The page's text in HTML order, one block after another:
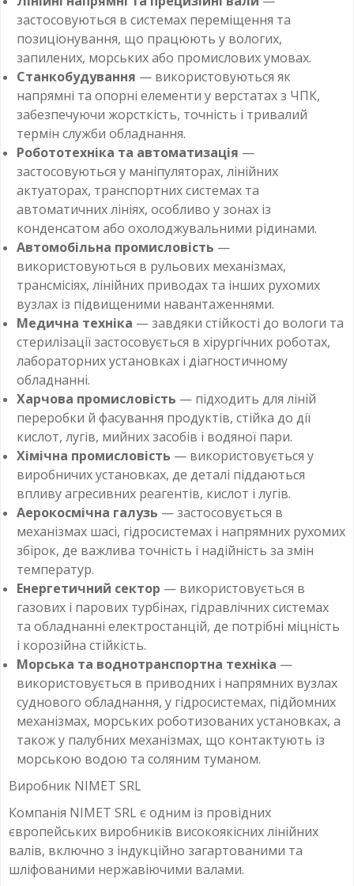
застосовуються в системах переміщення та
позиціонування, що працюють у вологих,
запилених, морських або промислових умовах.
Станкобудування — використовуються як
напрямні та опорні елементи у верстатах з ЧПК,
забезпечуючи жорсткість, точність і тривалий
термін служби обладнання.
Робототехніка та автоматизація —
застосовуються у маніпуляторах, лінійних
актуаторах, транспортних системах та
автоматичних лініях, особливо у зонах із
конденсатом або охолоджувальними рідинами.
Автомобільна промисловість —
використовуються в рульових механізмах,
трансмісіях, лінійних приводах та інших рухомих
вузлах із підвищеними навантаженнями.
Медична техніка — завдяки стійкості до вологи та
стерилізації застосовується в хірургічних роботах,
лабораторних установках і діагностичному
обладнанні.
Харчова промисловість — підходить для ліній
переробки й фасування продуктів, стійка до дії
кислот, лугів, мийних засобів і водяної пари.
Хімічна промисловість — використовується у
виробничих установках, де деталі піддаються
впливу агресивних реагентів, кислот і лугів.
Аерокосмічна галузь — застосовується в
механізмах шасі, гідросистемах і напрямних рухомих
збірок, де важлива точність і надійність за змін
температур.
Енергетичний сектор — використовується в
газових і парових турбінах, гідравлічних системах
та обладнанні електростанцій, де потрібні міцність
і корозійна стійкість.
Морська та воднотранспортна техніка —
використовується в приводних і напрямних вузлах
суднового обладнання, у гідросистемах, підйомних
механізмах, морських роботизованих установках, а
також у палубних механізмах, що контактують із
морською водою та соляним туманом.
Виробник NIMET SRL
Компанія NIMET SRL є одним із провідних
європейських виробників високоякісних лінійних
валів, включно з індукційно загартованими та
шліфованими нержавіючими валами.